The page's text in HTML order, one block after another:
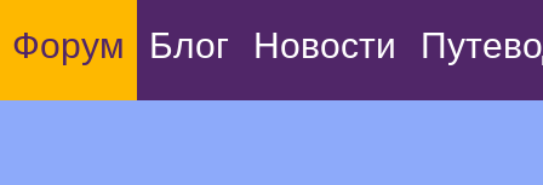
Форум Блог Новости